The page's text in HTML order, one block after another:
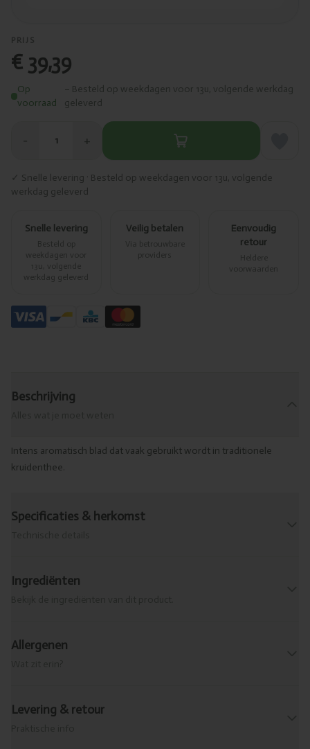
PRIJS
€ 39,39
Op
voorraad
– Besteld op weekdagen voor 13u, volgende werkdag
geleverd
− 1 +
✓ Snelle levering · Besteld op weekdagen voor 13u, volgende
werkdag geleverd
Snelle levering
Besteld op
weekdagen voor
13u, volgende
werkdag geleverd
Veilig betalen
Via betrouwbare
providers
Eenvoudig
retour
Heldere
voorwaarden
Beschrijving
Intens aromatisch blad dat vaak gebruikt wordt in traditionele
kruidenthee.
Specificaties & herkomst
Ingrediënten
Allergenen
Levering & retour